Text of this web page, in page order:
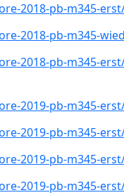
2018-pb-m345-
2018-pb-m345-
2018-pb-m345-
2019-pb-m345-
2019-pb-m345-
2019-pb-m345-
2019-pb-m345-